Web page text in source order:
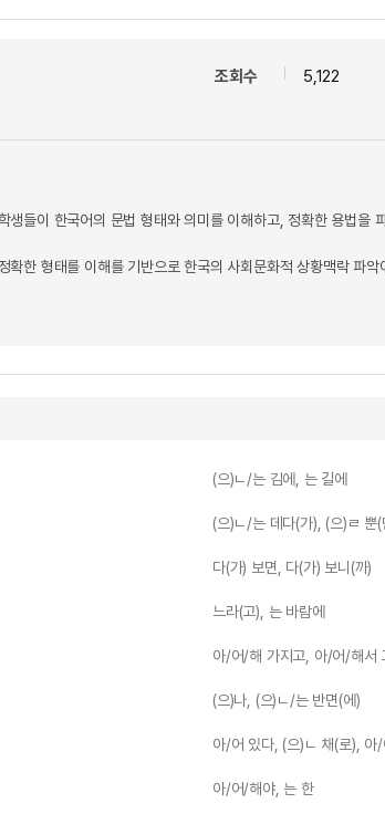
조회수 5,122
생들이 한국어의 문법 형태와 의미를 이해하고, 정확한 용법
확한 형태를 이해를 기반으로 한국의 사회문화적 상황맥락 파
(으)ㄴ/는 김에, 는 길에
(으)ㄴ/는 데다(가), (으)ㄹ 뿐
다(가) 보면, 다(가) 보니(까)
느라(고), 는 바람에
아/어/해 가지고, 아/어/해서
(으)나, (으)ㄴ/는 반면(에)
아/어 있다, (으)ㄴ 채(로), 아
아/어/해야, 는 한